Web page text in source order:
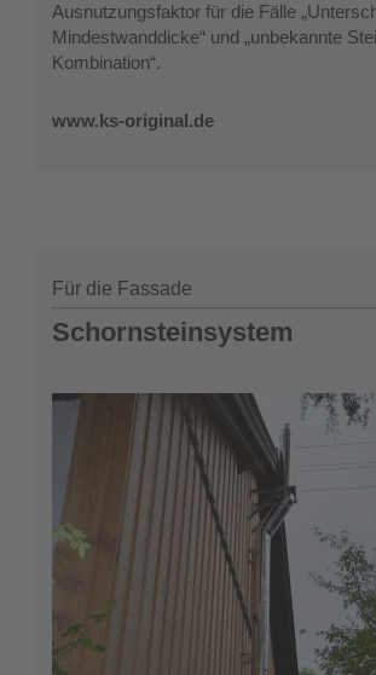
Ausnutzungsfaktor für die Fälle
Mindestwanddicke“ und „unbekannte
Kombination“.
www.ks-original.de
Für die Fassade
Schornsteinsystem